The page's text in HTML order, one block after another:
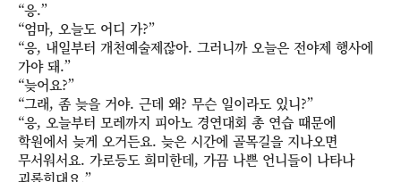
“응.”
“엄마, 오늘도 어디 가?”
“응, 내일부터 개천예술제잖아. 그러니까 오늘은 전야제 행사에
가야 돼.”
“늦어요?”
“그래, 좀 늦을 거야. 근데 왜? 무슨 일이라도 있니?”
“응, 오늘부터 모레까지 피아노 경연대회 총 연습 때문에
학원에서 늦게 오거든요. 늦은 시간에 골목길을 지나오면
무서워서요. 가로등도 희미한데, 가끔 나쁜 언니들이 나타나
괴롭힌대요.”